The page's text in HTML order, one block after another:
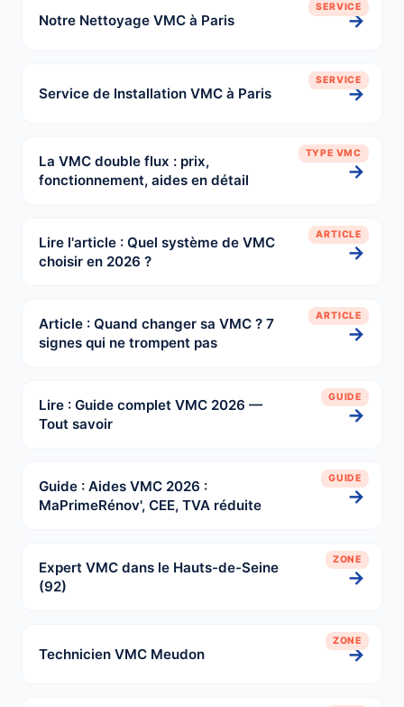
SERVICE
Notre Nettoyage VMC à Paris →
SERVICE
Service de Installation VMC à Paris →
TYPE VMC
La VMC double flux : prix,
fonctionnement, aides en détail
→
ARTICLE
Lire l'article : Quel système de VMC
choisir en 2026 ?
→
ARTICLE
Article : Quand changer sa VMC ? 7
signes qui ne trompent pas
→
GUIDE
Lire : Guide complet VMC 2026 —
Tout savoir
→
GUIDE
Guide : Aides VMC 2026 :
MaPrimeRénov', CEE, TVA réduite
→
ZONE
Expert VMC dans le Hauts-de-Seine
(92)
→
ZONE
Technicien VMC Meudon →